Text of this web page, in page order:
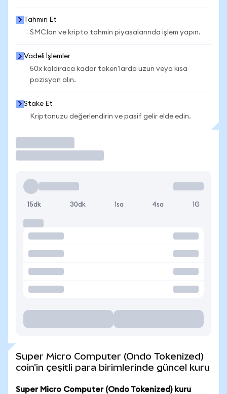
Tahmin Et
SMCIon ve kripto tahmin piyasalarında işlem yapın.
Vadeli İşlemler
50x kaldıraca kadar token'larda uzun veya kısa
pozisyon alın.
Stake Et
Kriptonuzu değerlendirin ve pasif gelir elde edin.
15dk 30dk 1sa 4sa 1G
Super Micro Computer (Ondo Tokenized)
coin'in çeşitli para birimlerinde güncel kuru
Super Micro Computer (Ondo Tokenized) kuru